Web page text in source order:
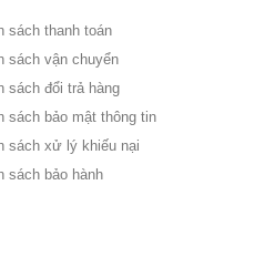
sách thanh toán
sách vận chuyển
sách đổi trả hàng
sách bảo mật thông tin
sách xử lý khiếu nại
sách bảo hành